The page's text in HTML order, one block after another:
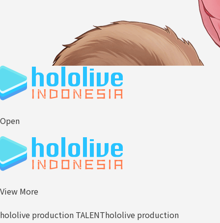
Open
View More
hololive production TALENThololive production